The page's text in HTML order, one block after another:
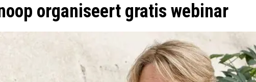
organiseert gratis webinar